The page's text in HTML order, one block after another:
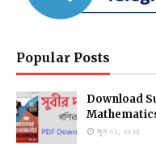
Popular Posts
Download
জুন ০১, ২০২৫